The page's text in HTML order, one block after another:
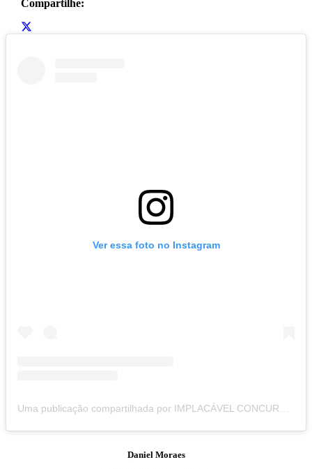
Compartilhe:
Ver essa foto no Instagram
Daniel Moraes